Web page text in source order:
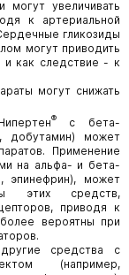
увеличивать
к артериальной
гликозиды
могут приводить
и как следствие - к
могут снижать
®с бета-
добутамин) может
Применение
на альфа- и бета-
эпинефрин), может
этих средств,
приводя к
вероятны при
средства с
(например,